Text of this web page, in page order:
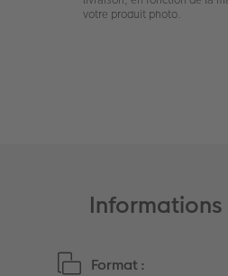
Art Collection
Borne photo
Tipa Awards
votre produit photo.
Format :